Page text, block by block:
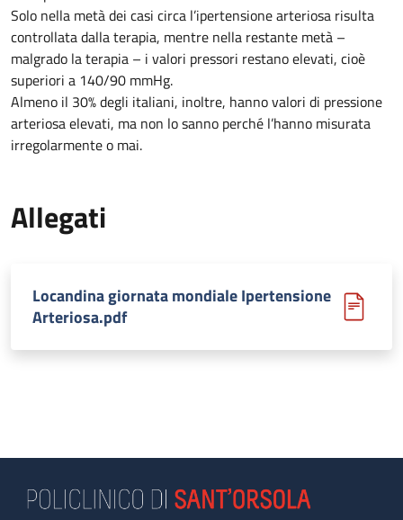
Solo nella metà dei casi circa l’ipertensione arteriosa risulta
controllata dalla terapia, mentre nella restante metà –
malgrado la terapia – i valori pressori restano elevati, cioè
superiori a 140/90 mmHg.
Almeno il 30% degli italiani, inoltre, hanno valori di pressione
arteriosa elevati, ma non lo sanno perché l’hanno misurata
irregolarmente o mai.
Allegati
Locandina giornata mondiale Ipertensione
Arteriosa.pdf